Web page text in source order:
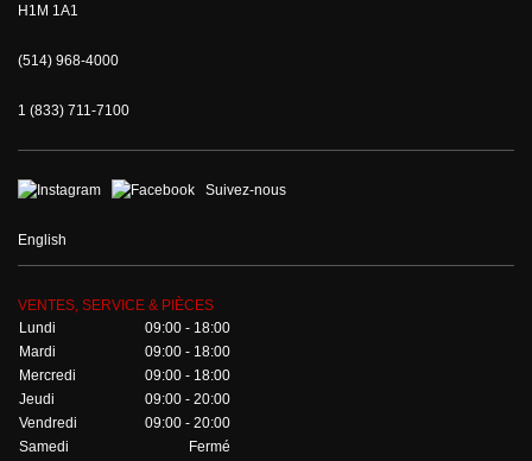
H1M 1A1
(514) 968-4000
1 (833) 711-7100
Suivez-nous
English
VENTES, SERVICE & PIÈCES
Lundi
09:00 - 18:00
Mardi
09:00 - 18:00
Mercredi
09:00 - 18:00
Jeudi
09:00 - 20:00
Vendredi
09:00 - 20:00
Samedi
Fermé